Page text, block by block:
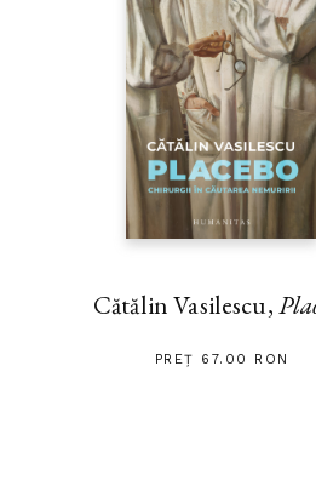
Cătălin Vasilescu,
PREȚ 67.00 RON